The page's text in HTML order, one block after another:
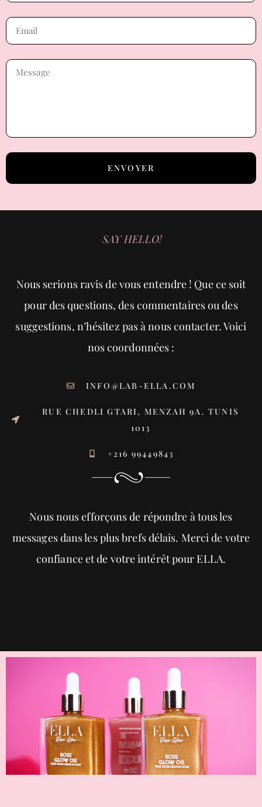
ENVOYER
SAY HELLO!
Nous serions ravis de vous entendre ! Que ce soit
pour des questions, des commentaires ou des
suggestions, n’hésitez pas à nous contacter. Voici
nos coordonnées :
INFO@LAB-ELLA.COM
RUE CHEDLI GTARI, MENZAH 9A. TUNIS
1013
+216 99449843
Nous nous efforçons de répondre à tous les
messages dans les plus brefs délais. Merci de votre
confiance et de votre intérêt pour ELLA.